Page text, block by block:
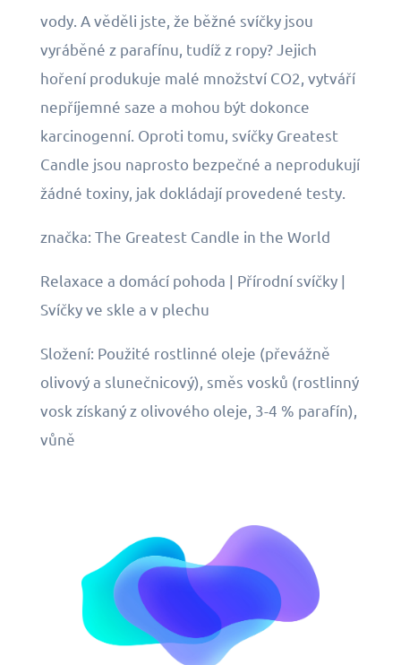
vody. A věděli jste, že běžné svíčky jsou
vyráběné z parafínu, tudíž z ropy? Jejich
hoření produkuje malé množství CO2, vytváří
nepříjemné saze a mohou být dokonce
karcinogenní. Oproti tomu, svíčky Greatest
Candle jsou naprosto bezpečné a neprodukují
žádné toxiny, jak dokládají provedené testy.
značka: The Greatest Candle in the World
Relaxace a domácí pohoda | Přírodní svíčky |
Svíčky ve skle a v plechu
Složení: Použité rostlinné oleje (převážně
olivový a slunečnicový), směs vosků (rostlinný
vosk získaný z olivového oleje, 3-4 % parafín),
vůně